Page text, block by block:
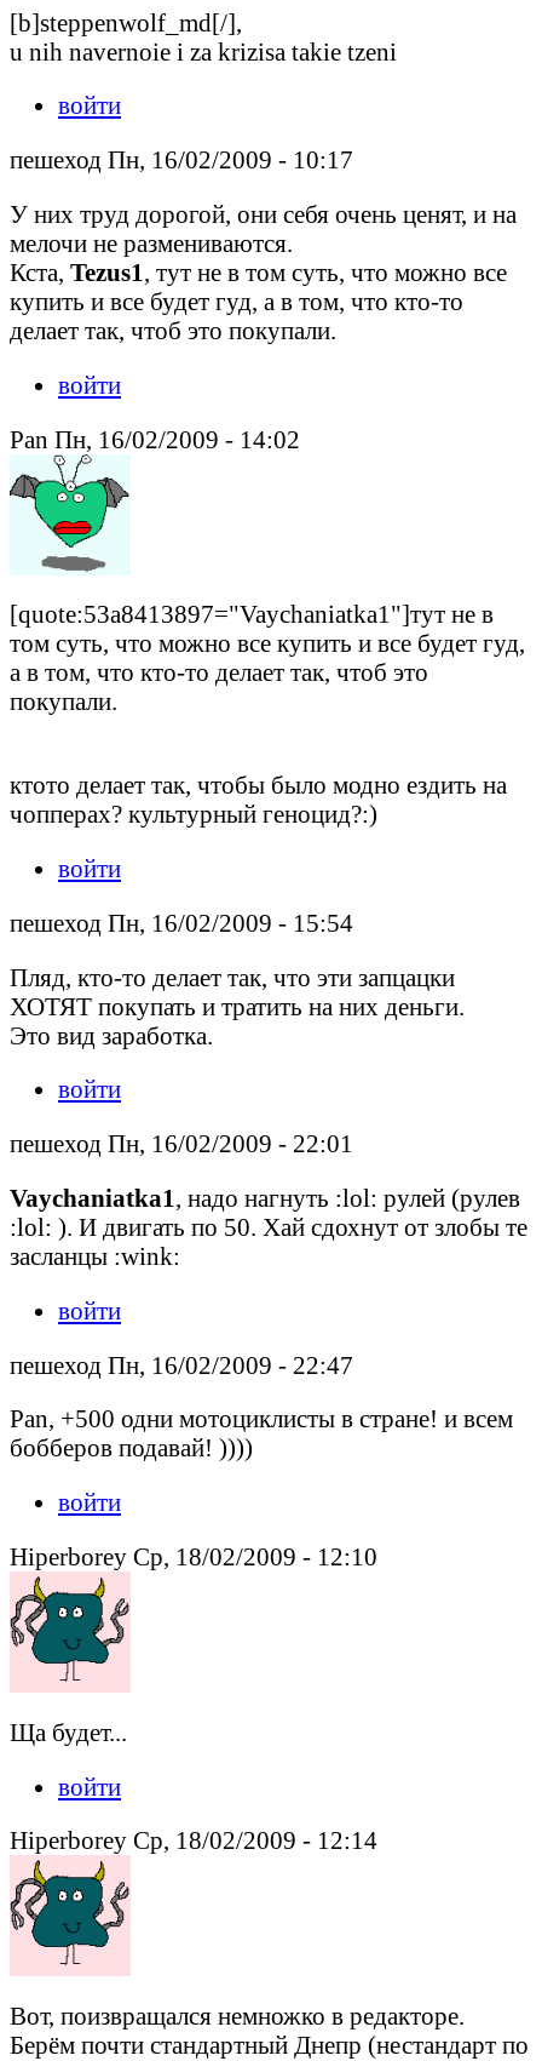
[b]steppenwolf_md[/],
u nih navernoie i za krizisa takie tzeni
войти
пешеход Пн, 16/02/2009 - 10:17
У них труд дорогой, они себя очень ценят, и на
мелочи не размениваются.
Кста, Tezus1, тут не в том суть, что можно все
купить и все будет гуд, а в том, что кто-то
делает так, чтоб это покупали.
войти
Pan Пн, 16/02/2009 - 14:02
[quote:53a8413897="Vaychaniatka1"]тут не в
том суть, что можно все купить и все будет гуд,
а в том, что кто-то делает так, чтоб это
покупали.
ктото делает так, чтобы было модно ездить на
чопперах? культурный геноцид?:)
войти
пешеход Пн, 16/02/2009 - 15:54
Пляд, кто-то делает так, что эти запцацки
ХОТЯТ покупать и тратить на них деньги.
Это вид заработка.
войти
пешеход Пн, 16/02/2009 - 22:01
Vaychaniatka1, надо нагнуть :lol: рулей (рулев
:lol: ). И двигать по 50. Хай сдохнут от злобы те
засланцы :wink:
войти
пешеход Пн, 16/02/2009 - 22:47
Pan, +500 одни мотоциклисты в стране! и всем
бобберов подавай! ))))
войти
Hiperborey Ср, 18/02/2009 - 12:10
Ща будет...
войти
Hiperborey Ср, 18/02/2009 - 12:14
Вот, поизвращался немножко в редакторе.
Берём почти стандартный Днепр (нестандарт по